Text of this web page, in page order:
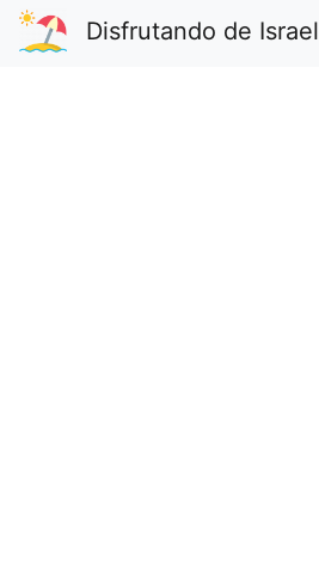
Disfrutando de Israel